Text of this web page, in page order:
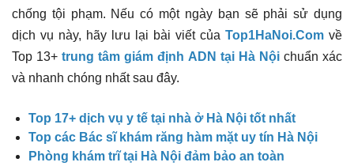
địa
điểm,
công
chống tội phạm. Nếu có một ngày bạn sẽ phải sử dụng
dịch vụ này, hãy lưu lại bài viết của Top1HaNoi.Com về
Top 13+trung tâm giám định ADN tại Hà Nội chuẩn xác
và nhanh chóng nhất sau đây.
Top 17+ dịch vụ y tế tại nhà ở Hà Nội tốt nhất
Top các Bác sĩ khám răng hàm mặt uy tín Hà Nội
Phòng khám trĩ tại Hà Nội đảm bảo an toàn